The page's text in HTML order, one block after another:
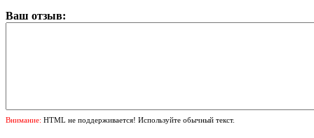
Ваш отзыв:
Внимание: HTML не поддерживается! Используйте обычный текст.